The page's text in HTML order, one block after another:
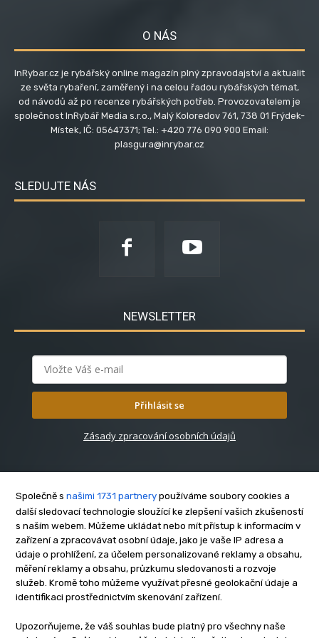
O NÁS
InRybar.cz je rybářský online magazín plný zpravodajství a aktualit
ze světa rybaření, zaměřený i na celou řadou rybářských témat,
od návodů až po recenze rybářských potřeb. Provozovatelem je
společnost InRybář Media s.r.o., Malý Koloredov 761, 738 01 Frýdek-
Místek, IČ: 05647371; Tel.: +420 776 090 900 Email:
plasgura@inrybar.cz
SLEDUJTE NÁS
NEWSLETTER
Přihlásit se
Zásady zpracování osobních údajů
O nás
Kontakt
Reklama
Zásady soukromí
Cookies
Společně s našimi 1731 partnery používáme soubory cookies a
další sledovací technologie sloužící ke zlepšení vašich zkušeností
s naším webem. Můžeme ukládat nebo mít přístup k informacím v
zařízení a zpracovávat osobní údaje, jako je vaše IP adresa a
údaje o prohlížení, za účelem personalizované reklamy a obsahu,
měření reklamy a obsahu, průzkumu sledovanosti a rozvoje
služeb. Kromě toho můžeme využívat přesné geolokační údaje a
identifikaci prostřednictvím skenování zařízení.
Upozorňujeme, že váš souhlas bude platný pro všechny naše